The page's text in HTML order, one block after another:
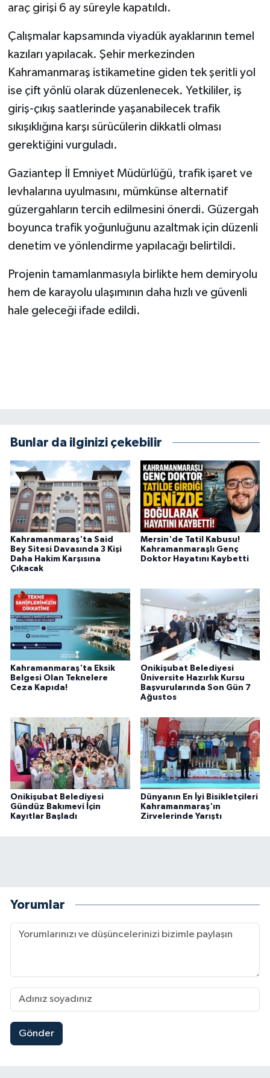
araç girişi 6 ay süreyle kapatıldı.
Çalışmalar kapsamında viyadük ayaklarının temel
kazıları yapılacak. Şehir merkezinden
Kahramanmaraş istikametine giden tek şeritli yol
ise çift yönlü olarak düzenlenecek. Yetkililer, iş
giriş-çıkış saatlerinde yaşanabilecek trafik
sıkışıklığına karşı sürücülerin dikkatli olması
gerektiğini vurguladı.
Gaziantep İl Emniyet Müdürlüğü, trafik işaret ve
levhalarına uyulmasını, mümkünse alternatif
güzergahların tercih edilmesini önerdi. Güzergah
boyunca trafik yoğunluğunu azaltmak için düzenli
denetim ve yönlendirme yapılacağı belirtildi.
Projenin tamamlanmasıyla birlikte hem demiryolu
hem de karayolu ulaşımının daha hızlı ve güvenli
hale geleceği ifade edildi.
Bunlar da ilginizi çekebilir
Kahramanmaraş'ta Said
Bey Sitesi Davasında 3 Kişi
Daha Hakim Karşısına
Çıkacak
Mersin'de Tatil Kabusu!
Kahramanmaraşlı Genç
Doktor Hayatını Kaybetti
Kahramanmaraş'ta Eksik
Belgesi Olan Teknelere
Ceza Kapıda!
Onikişubat Belediyesi
Üniversite Hazırlık Kursu
Başvurularında Son Gün 7
Ağustos
Onikişubat Belediyesi
Gündüz Bakımevi İçin
Kayıtlar Başladı
Dünyanın En İyi Bisikletçileri
Kahramanmaraş'ın
Zirvelerinde Yarıştı
Yorumlar
Gönder
12:06 |Kahramanmaraş'ta Said Bey Sitesi Davasında 3
ÜÇÜNCÜ SAYFA
BİLİMNET
Yemek
SİVİL TOPLUM
SEÇİM 2014
KİM KİMDİR
ÇEK GÖNDER
KİTAP
HEDEF2020
YEREL
BÖLGEDEN
BİLİM TEKNOLOJİ
SEÇİM 2015
ÇEVRE
BİLİM VE TEKNOLOJİ
TANITIM
HABERDE İNSAN